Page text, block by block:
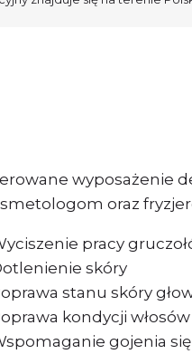
wyposażenie
oraz
pracy
skóry
stanu skóry
kondycji włosów
gojenia